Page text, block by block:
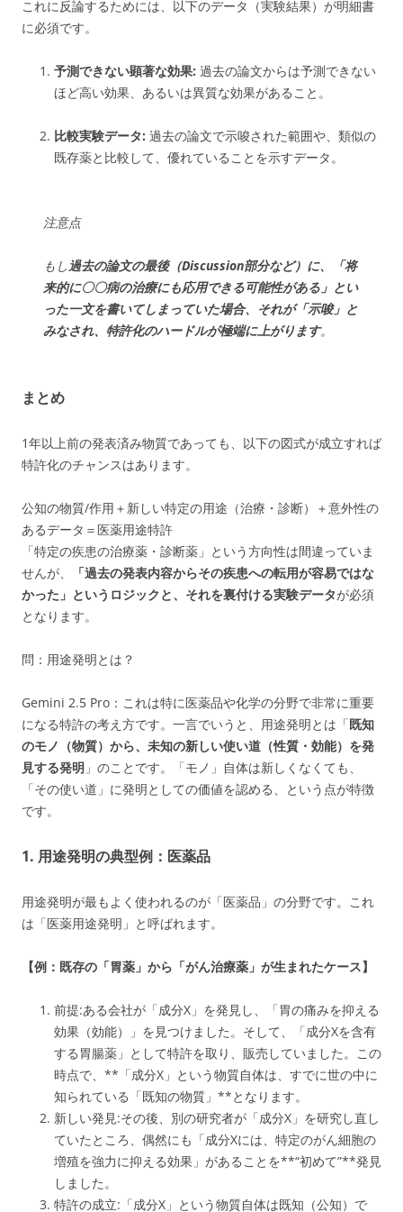
これに反論するためには、以下のデータ（実験結果）が明細書
に必須です。
予測できない顕著な効果: 過去の論文からは予測できない
ほど高い効果、あるいは異質な効果があること。
比較実験データ: 過去の論文で示唆された範囲や、類似の
既存薬と比較して、優れていることを示すデータ。
注意点
もし過去の論文の最後（Discussion部分など）に、「将
来的に〇〇病の治療にも応用できる可能性がある」とい
った一文を書いてしまっていた場合、それが「示唆」と
みなされ、特許化のハードルが極端に上がります。
まとめ
1年以上前の発表済み物質であっても、以下の図式が成立すれば
特許化のチャンスはあります。
公知の物質/作用＋新しい特定の用途（治療・診断）＋意外性の
あるデータ＝医薬用途特許
「特定の疾患の治療薬・診断薬」という方向性は間違っていま
せんが、
「過去の発表内容からその疾患への転用が容易ではな
かった」というロジックと、それを裏付ける実験データが必須
となります。
問：用途発明とは？
Gemini 2.5 Pro：これは特に医薬品や化学の分野で非常に重要
になる特許の考え方です。一言でいうと、用途発明とは「既知
のモノ（物質）から、未知の新しい使い道（性質・効能）を発
見する発明 」のことです。「モノ」自体は新しくなくても、
「その使い道」に発明としての価値を認める、という点が特徴
です。
1. 用途発明の典型例：医薬品
用途発明が最もよく使われるのが「医薬品」の分野です。これ
は「医薬用途発明」と呼ばれます。
【例：既存の「胃薬」から「がん治療薬」が生まれたケース】
前提:ある会社が「成分X」を発見し、「胃の痛みを抑える
効果（効能）」を見つけました。そして、「成分Xを含有
する胃腸薬」として特許を取り、販売していました。この
時点で、**「成分X」という物質自体は、すでに世の中に
知られている「既知の物質」**となります。
新しい発見:その後、別の研究者が「成分X」を研究し直し
ていたところ、偶然にも「成分Xには、特定のがん細胞の
増殖を強力に抑える効果」があることを**“初めて”**発見
しました。
特許の成立:「成分X」という物質自体は既知（公知）で